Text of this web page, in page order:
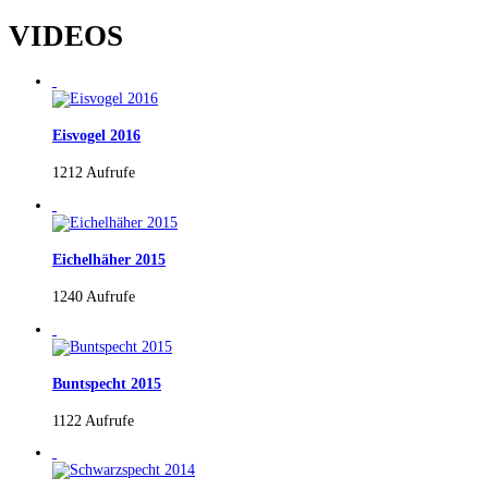
VIDEOS
Eisvogel 2016
1212 Aufrufe
Eichelhäher 2015
1240 Aufrufe
Buntspecht 2015
1122 Aufrufe